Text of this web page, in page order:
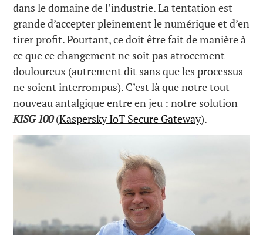
dans le domaine de l’industrie. La tentation est
grande d’accepter pleinement le numérique et d’en
tirer profit. Pourtant, ce doit être fait de manière à
ce que ce changement ne soit pas atrocement
douloureux (autrement dit sans que les processus
ne soient interrompus). C’est là que notre tout
nouveau antalgique entre en jeu : notre solution
KISG 100(Kaspersky IoT Secure Gateway).